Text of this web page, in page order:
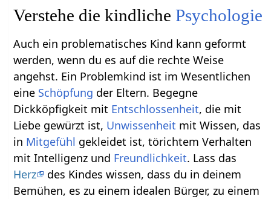
Verstehe die kindlichePsychologie
Auch ein problematisches Kind kann geformt
werden, wenn du es auf die rechte Weise
angehst. Ein Problemkind ist im Wesentlichen
eine Schöpfung der Eltern. Begegne
Dickköpfigkeit mit Entschlossenheit, die mit
Liebe gewürzt ist, Unwissenheit mit Wissen, das
in Mitgefühl gekleidet ist, törichtem Verhalten
mit Intelligenz und Freundlichkeit. Lass das
Herz
des Kindes wissen, dass du in deinem
Bemühen, es zu einem idealen Bürger, zu einem